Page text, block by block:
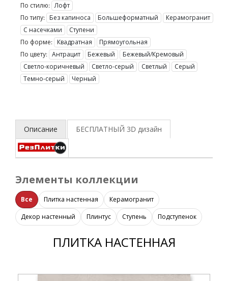
По стилю:
Лофт
По типу:
Без капиноса Большеформатный
Керамогранит
С насечками
Ступени
По форме:
Квадратная
Прямоугольная
По цвету:
Антрацит Бежевый
Бежевый/Кремовый
Светло-коричневый
Светло-серый Светлый
Серый
Темно-серый
Черный
Описание БЕСПЛАТНЫЙ 3D дизайн
Элементы коллекции
Все Плитка настенная
Керамогранит
Декор настенный
Плинтус Ступень Подступенок
ПЛИТКА НАСТЕННАЯ